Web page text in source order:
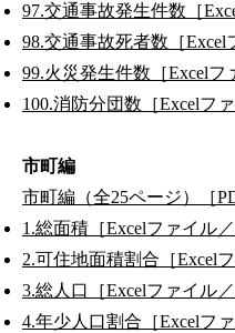
97.交通事故発生件数［
98.交通事故死者数［Excel
99.火災発生件数［Excelフ
100.消防分団数［Excelフ
市町編
市町編（全25ページ）［
1.総面積［Excelファイル／
2.可住地面積割合［Excel
3.総人口［Excelファイル／
4.年少人口割合［Excelフ